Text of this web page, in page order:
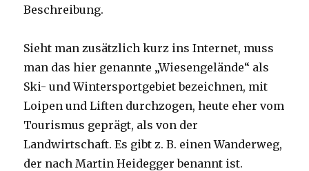
Beschreibung.
Sieht man zusätzlich kurz ins Internet, muss
man das hier genannte „Wiesengelände“ als
Ski- und Wintersportgebiet bezeichnen, mit
Loipen und Liften durchzogen, heute eher vom
Tourismus geprägt, als von der
Landwirtschaft. Es gibt z. B. einen Wanderweg,
der nach Martin Heidegger benannt ist.